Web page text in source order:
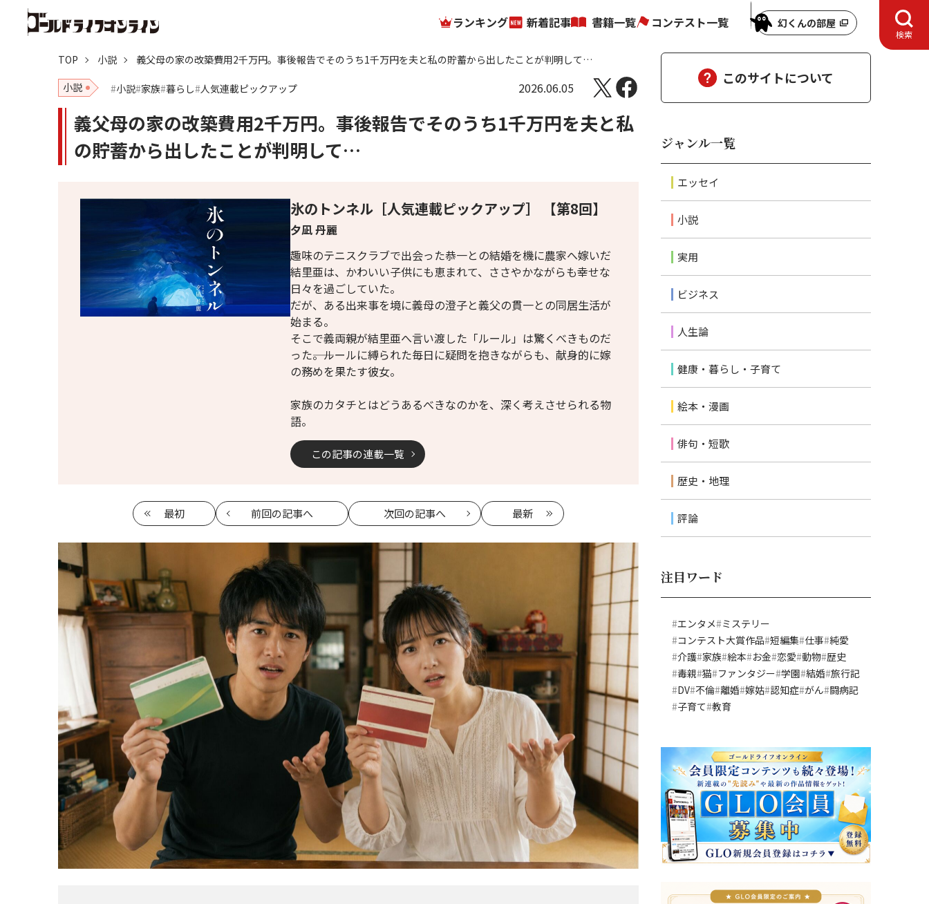
ランキング 新着記事 書籍一覧 コンテスト一覧 幻くんの部屋
検索
TOP 小説
義父母の家の改築費用2千万円。事後報告でそのうち1千万円を夫と私の貯蓄から出したことが判明して…
小説
小説 家族 暮らし 人気連載ピックアップ 2026.06.05
義父母の家の改築費用2千万円。事後報告でそのうち1千万円を夫と私
の貯蓄から出したことが判明して…
氷のトンネル［人気連載ピックアップ］ 【第8回】
夕凪 丹麗
趣味のテニスクラブで出会った恭一との結婚を機に農家へ嫁いだ
結里亜は、かわいい子供にも恵まれて、ささやかながらも幸せな
日々を過ごしていた。
だが、ある出来事を境に義母の澄子と義父の貫一との同居生活が
始まる。
そこで義両親が結里亜へ言い渡した「ルール」は驚くべきものだ
った――。ルールに縛られた毎日に疑問を抱きながらも、献身的に嫁
の務めを果たす彼女。
家族のカタチとはどうあるべきなのかを、深く考えさせられる物
語。
この記事の連載一覧
最初 前回の記事へ 次回の記事へ 最新
このサイトについて
ジャンル一覧
エッセイ
小説
実用
ビジネス
人生論
健康・暮らし・子育て
絵本・漫画
俳句・短歌
歴史・地理
評論
注目ワード
エンタメ ミステリー
コンテスト大賞作品 短編集 仕事 純愛
介護 家族 絵本 お金 恋愛 動物 歴史
毒親 猫 ファンタジー 学園 結婚 旅行記
DV 不倫 離婚 嫁姑 認知症 がん 闘病記
子育て 教育